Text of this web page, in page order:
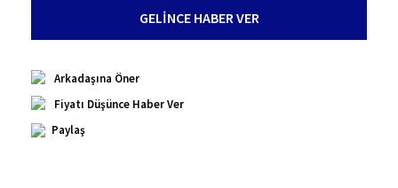
GELİNCE HABER VER
Arkadaşına Öner
Fiyatı Düşünce Haber Ver
Paylaş